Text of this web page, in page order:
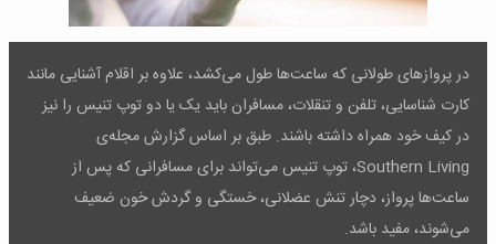
در پروازهای طولانی که ساعت‌ها طول می‌کشد، علاوه بر اقلام آشنایی مانند
کارت شناسایی، تلفن و تنقلات، مسافران باید یک یا دو توپ تنیس را نیز
در کیف خود همراه داشته باشند. طبق بر اساس گزارش مجله‌ی
Southern Living، توپ تنیس می‌تواند برای مسافرانی که پس از
ساعت‌ها پرواز، دچار تنش عضلانی، خستگی و گردش خون ضعیف
می‌شوند، مفید باشد.